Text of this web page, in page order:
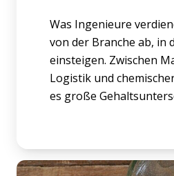
Was Ingenieure
von der Branche ab, in
einsteigen. Zwischen
Logistik und
es große